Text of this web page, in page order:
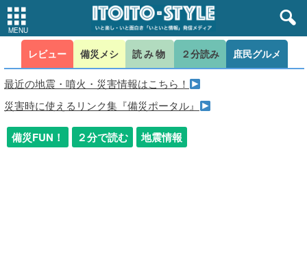
レビュー 備災メシ 読み物 ２分読み 庶民グルメ
最近の地震・噴火・災害情報はこちら！
災害時に使えるリンク集『備災ポータル』
備災FUN！ ２分で読む 地震情報